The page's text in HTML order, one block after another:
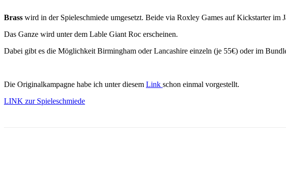
Brass wird in der Spieleschmiede umgesetzt. Beide via Roxley Games auf Kickstarter im
Das Ganze wird unter dem Lable Giant Roc erscheinen.
Dabei gibt es die Möglichkeit Birmingham oder Lancashire einzeln (je 55€) oder im
Die Originalkampagne habe ich unter diesem Link schon einmal vorgestellt.
LINK zur Spieleschmiede